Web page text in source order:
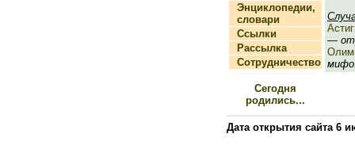
Энциклопедии,
словари
Ссылки
Рассылка
Сотрудничество
Сегодня
родились...
—
Дата открытия сайта 6